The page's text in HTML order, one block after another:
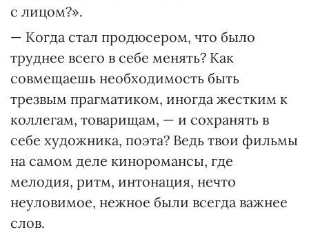
с лицом?».
— Когда стал продюсером, что было
труднее всего в себе менять? Как
совмещаешь необходимость быть
трезвым прагматиком, иногда жестким к
коллегам, товарищам, — и сохранять в
себе художника, поэта? Ведь твои фильмы
на самом деле киноромансы, где
мелодия, ритм, интонация, нечто
неуловимое, нежное были всегда важнее
слов.